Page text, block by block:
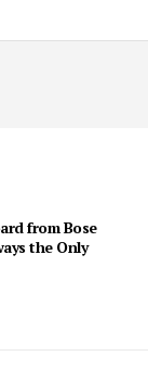
from Bose
the Only